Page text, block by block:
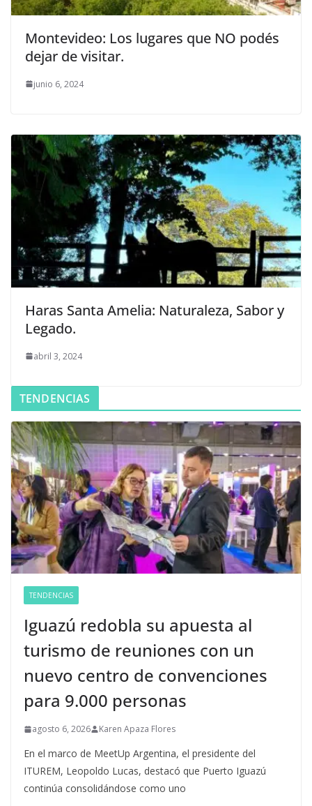
Montevideo: Los lugares que NO podés
dejar de visitar.
junio 6, 2024
Haras Santa Amelia: Naturaleza, Sabor y
Legado.
abril 3, 2024
TENDENCIAS
TENDENCIAS
Iguazú redobla su apuesta al
turismo de reuniones con un
nuevo centro de convenciones
para 9.000 personas
agosto 6, 2026 Karen Apaza Flores
En el marco de MeetUp Argentina, el presidente del
ITUREM, Leopoldo Lucas, destacó que Puerto Iguazú
continúa consolidándose como uno